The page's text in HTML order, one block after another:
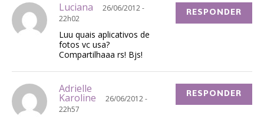
Luciana
26/06/2012 -
22h02
Luu quais aplicativos de
fotos vc usa?
Compartilhaaa rs! Bjs!
RESPONDER
Adrielle
Karoline
26/06/2012 -
22h57
RESPONDER